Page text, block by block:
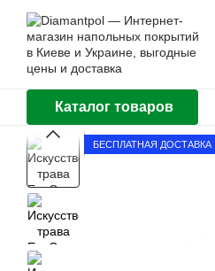
Перейти к основному контенту
Каталог товаров
БЕСПЛАТНАЯ ДОСТАВКА